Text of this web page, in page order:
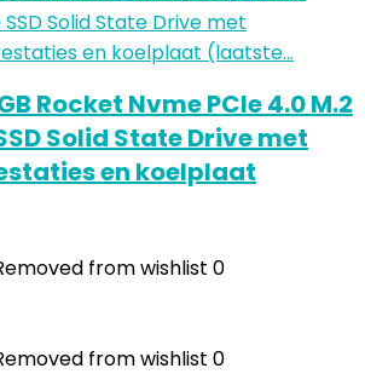
Rocket Nvme PCIe 4.0 M.2
Solid State Drive met
en koelplaat
from wishlist 0
from wishlist 0